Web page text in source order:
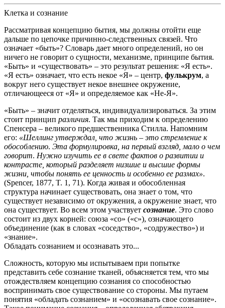
Клетка и сознание
Рассматривая концепцию бытия, мы должны отойти еще
дальше по цепочке причинно-следственных связей. Что
означает «быть»? Словарь дает много определений, но он
ничего не говорит о сущности, механизме, принципе бытия.
«Быть» и «существовать» – это результат решения: «Я есть».
«Я есть» означает, что есть некое «Я» – центр, фулькрум, а
вокруг него существует некое внешнее окружение,
отличающееся от «Я» и определяемое как «Не-Я».
«Быть» – значит отделяться, индивидуализироваться. За этим
стоит принцип различия. Так мы приходим к определению
Спенсера – великого предшественника Стилла. Напомним
его: «Шеллинг утверждал, что жизнь – это стремление к
обособлению. Эта формулировка, на первый взгляд, мало о чем
говорит. Нужно изучить ее в свете фактов о развитии и
контрасте, который разделяет низшие и высшие формы
жизни, чтобы понять ее ценность и особенно ее размах».
(Spencer, 1877, T. 1, 71). Когда живая и обособленная
структура начинает существовать, она знает о том, что
существует независимо от окружения, а окружение знает, что
она существует. Во всем этом участвует сознание. Это слово
состоит из двух корней: союза «со» («с»), означающего
объединение (как в словах «соседство», «содружество») и
«знание».
Обладать сознанием и осознавать это...
Сложность, которую мы испытываем при попытке
представить себе сознание тканей, объясняется тем, что мы
отождествляем концепцию сознания со способностью
воспринимать свое существование со стороны. Мы путаем
понятия «обладать сознанием» и «осознавать свое сознание».